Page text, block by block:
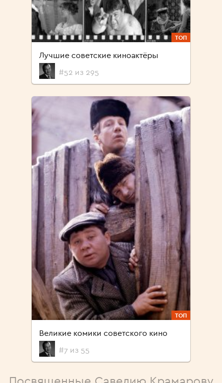
ТОП
Лучшие советские киноактёры
#52 из 295
ТОП
Великие комики советского кино
#7 из 55